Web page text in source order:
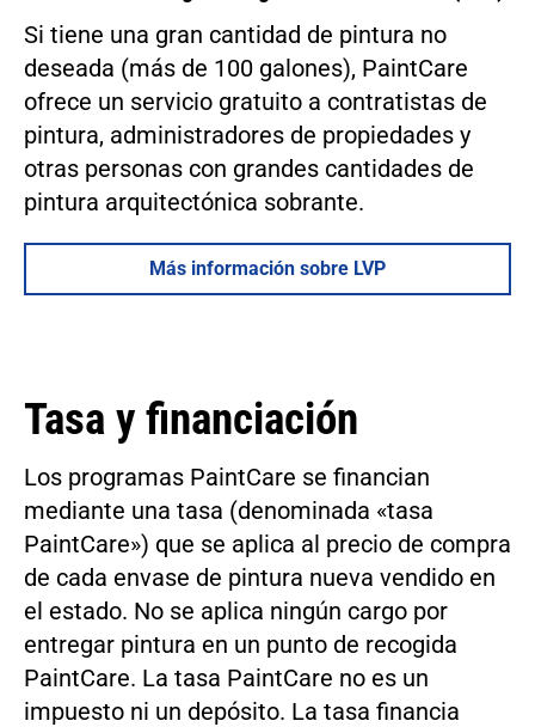
Si tiene una gran cantidad de pintura no
deseada (más de 100 galones), PaintCare
ofrece un servicio gratuito a contratistas de
pintura, administradores de propiedades y
otras personas con grandes cantidades de
pintura arquitectónica sobrante.
Más información sobre LVP
Tasa y financiación
Los programas PaintCare se financian
mediante una tasa (denominada «tasa
PaintCare») que se aplica al precio de compra
de cada envase de pintura nueva vendido en
el estado. No se aplica ningún cargo por
entregar pintura en un punto de recogida
PaintCare. La tasa PaintCare no es un
impuesto ni un depósito. La tasa financia